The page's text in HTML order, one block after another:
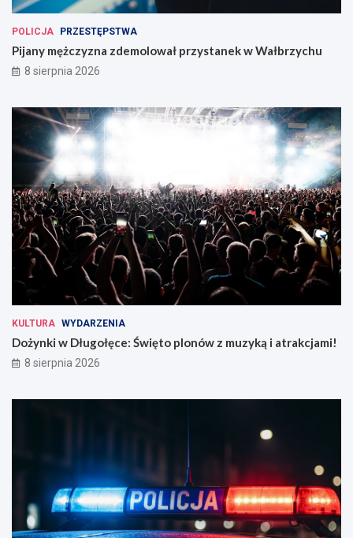
POLICJA PRZESTĘPSTWA
Pijany mężczyzna zdemolował przystanek w Wałbrzychu
8 sierpnia 2026
KULTURA WYDARZENIA
Dożynki w Długołęce: Święto plonów z muzyką i atrakcjami!
8 sierpnia 2026